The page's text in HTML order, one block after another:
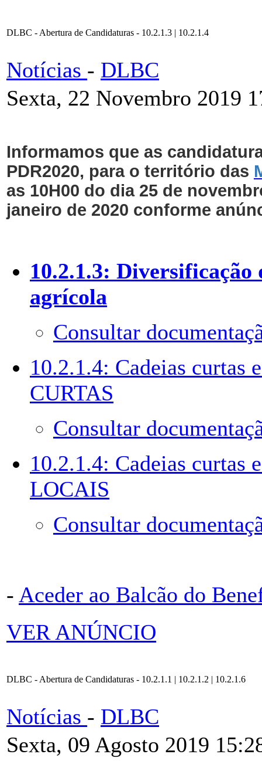
DLBC - Abertura de Candidaturas - 10.2.1.3 | 10.2.1.4
Notícias - DLBC
Sexta, 22 Novembro 2019
Informamos que as
PDR2020, para o território das
as 10H00 do dia 25 de
janeiro de 2020 conforme
10.2.1.3: Diversificação
agrícola
Consultar
10.2.1.4: Cadeias curtas
CURTAS
Consultar
10.2.1.4: Cadeias curtas
LOCAIS
Consultar
- Aceder ao Balcão do
VER ANÚNCIO
DLBC - Abertura de Candidaturas - 10.2.1.1 | 10.2.1.2 | 10.2.1.6
Notícias - DLBC
Sexta, 09 Agosto 2019